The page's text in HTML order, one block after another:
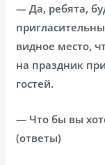
— Да, ребята,
видное место,
на праздник
гостей.
— Что бы вы
(ответы)